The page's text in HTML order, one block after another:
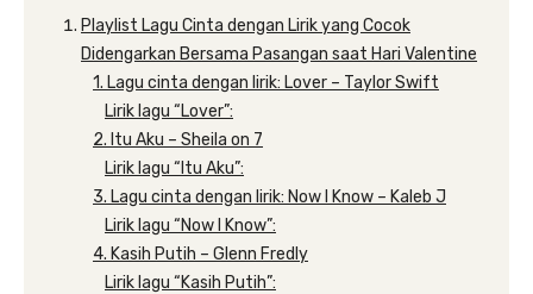
Playlist Lagu Cinta dengan Lirik yang Cocok
Didengarkan Bersama Pasangan saat Hari Valentine
1. Lagu cinta dengan lirik: Lover – Taylor Swift
Lirik lagu “Lover”:
2. Itu Aku – Sheila on 7
Lirik lagu “Itu Aku”:
3. Lagu cinta dengan lirik: Now I Know – Kaleb J
Lirik lagu “Now I Know”:
4. Kasih Putih – Glenn Fredly
Lirik lagu “Kasih Putih”: